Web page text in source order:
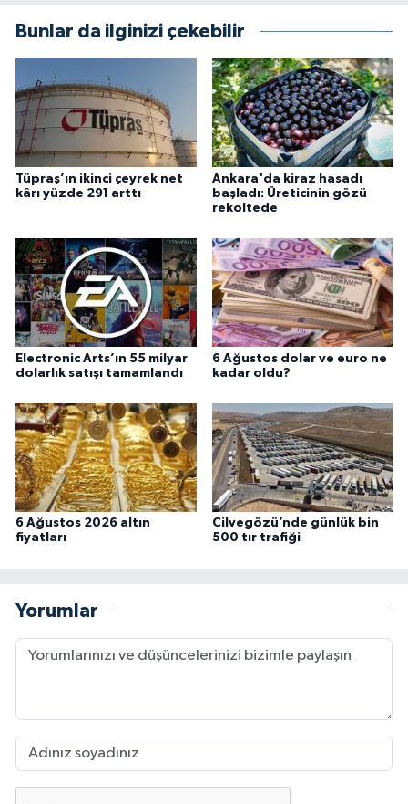
Bunlar da ilginizi çekebilir
Tüpraş’ın ikinci çeyrek net
kârı yüzde 291 arttı
Ankara'da kiraz hasadı
başladı: Üreticinin gözü
rekoltede
Electronic Arts’ın 55 milyar
dolarlık satışı tamamlandı
6 Ağustos dolar ve euro ne
kadar oldu?
6 Ağustos 2026 altın
fiyatları
Cilvegözü’nde günlük bin
500 tır trafiği
Yorumlar